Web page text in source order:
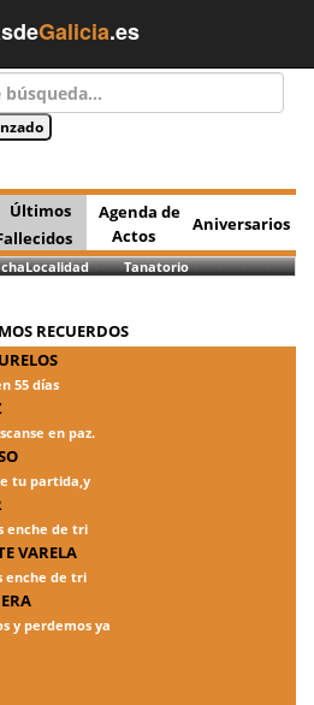
Galicia.es
Últimos
Agenda de
Actos
Aniversarios
Localidad Tanatorio
RECUERDOS
55 días
en paz.
tu partida,y
enche de tri
VARELA
enche de tri
y perdemos ya